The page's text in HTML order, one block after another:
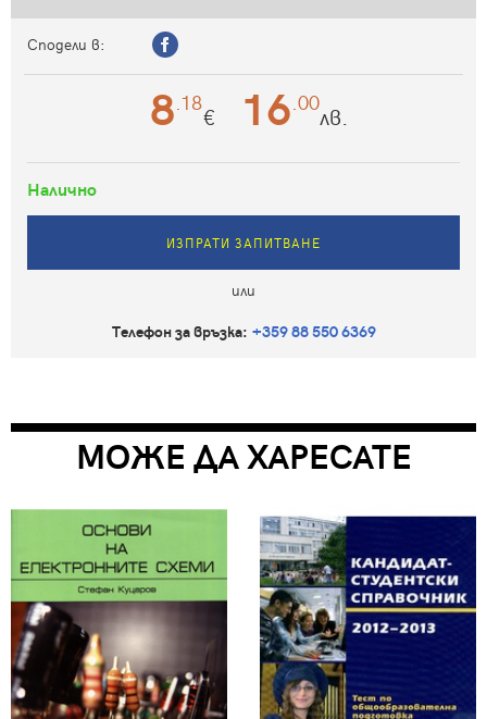
Сподели в:
8 .18€ 16 .00лв.
Налично
ИЗПРАТИ ЗАПИТВАНЕ
или
Телефон за връзка: +359 88 550 6369
МОЖЕ ДА ХАРЕСАТЕ